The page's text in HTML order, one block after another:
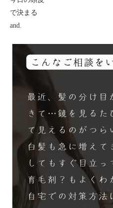
で決まる
and.